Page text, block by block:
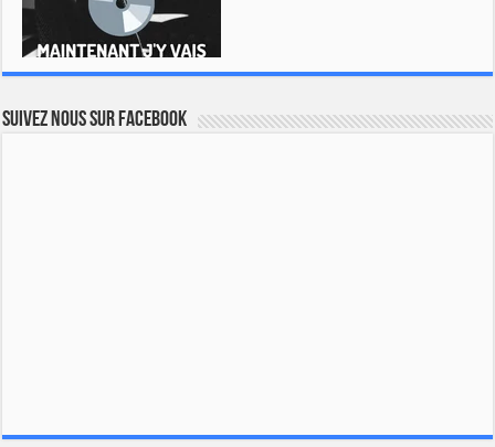
Suivez nous sur Facebook